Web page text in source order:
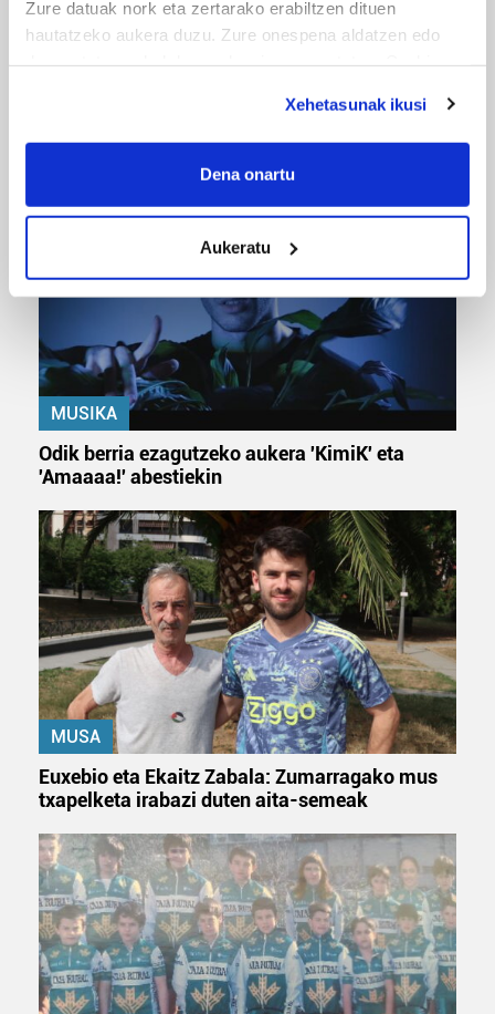
Zure datuak nork eta zertarako erabiltzen dituen
hautatzeko aukera duzu. Zure onespena aldatzen edo
If you allow, we would also like to:
Collect information about your geographical
meters
Identify your device by actively scanning it for
specific characteristics (fingerprinting)
Find out more about how your personal data is processed
and set your preferences in thedetails section.
Guk eta gure bazkideek zure datu pertsonalak
prozesatzen ditugu, zure IP zenbakia, besteak beste,
teknologia erabiliz, cookieak adibidez, iragarki eta eduki
pertsonalizatuak eskaintzeko, iragarkiak eta edukia
produktuak garatzeko. Zure datuak nork eta zertarako
erabiltzen dituen hauta dezakezu.
Bazkide batzuek ez dizute baimenik eskatzen, eta beren
interes komertzial legitimoetan babesten dira. Ikusi gure
bazkideen zerrenda, beren ustez zein helburutarako
duten interes legitimoa eta horren aurka nola egin
dezakezun ikusteko.
Lortu zure datu pertsonalak prozesatzeko moduari
buruzko informazio gehiago eta ezarri zure lehentasunak
datuen atalean. Edozein unetan alda edo ken dezakezu
zure baimena Cookieen adierazpenean.
Webgune honek cookie propioak eta hirugarrenen cookie-
fitxategiak erabiltzen ditu. Zure esperientzia eta
zerbitzuak hobetzeko asmoz, cookie teknologiaz
baliatzen gara. Ohar hau onartuz gero, teknologia hori
erabiltzeko baimen esplizitua ematen diguzu.Gehiago
Xehetasunak ikusi
Dena onartu
Aukeratu
MUSIKA
Odik berria ezagutzeko aukera 'KimiK' eta
'Amaaaa!' abestiekin
MUSA
Euxebio eta Ekaitz Zabala: Zumarragako mus
txapelketa irabazi duten aita-semeak